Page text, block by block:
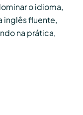
o idioma,
inglês fluente,
na prática,